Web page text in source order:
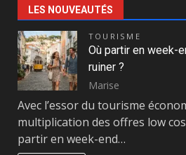
LES NOUVEAUTÉS
TOURISME
Où partir en week-
ruiner ?
Marise
Avec l’essor du tourisme
multiplication des offres low
partir en week-end…